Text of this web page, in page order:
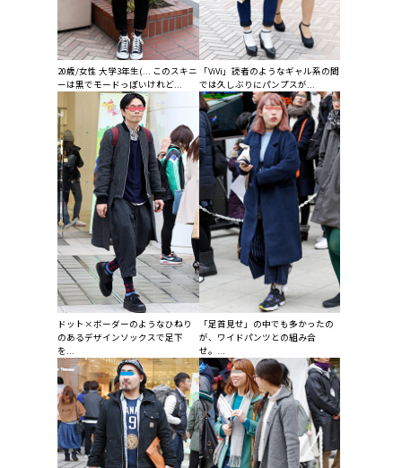
20歳/女性 大学3年生(... このスキニ
ーは黒でモードっぽいけれど...
「ViVi」読者のようなギャル系の間
では久しぶりにパンプスが...
ドット×ボーダーのようなひねり
のあるデザインソックスで足下
を...
「足首見せ」の中でも多かったの
が、ワイドパンツとの組み合
せ。...